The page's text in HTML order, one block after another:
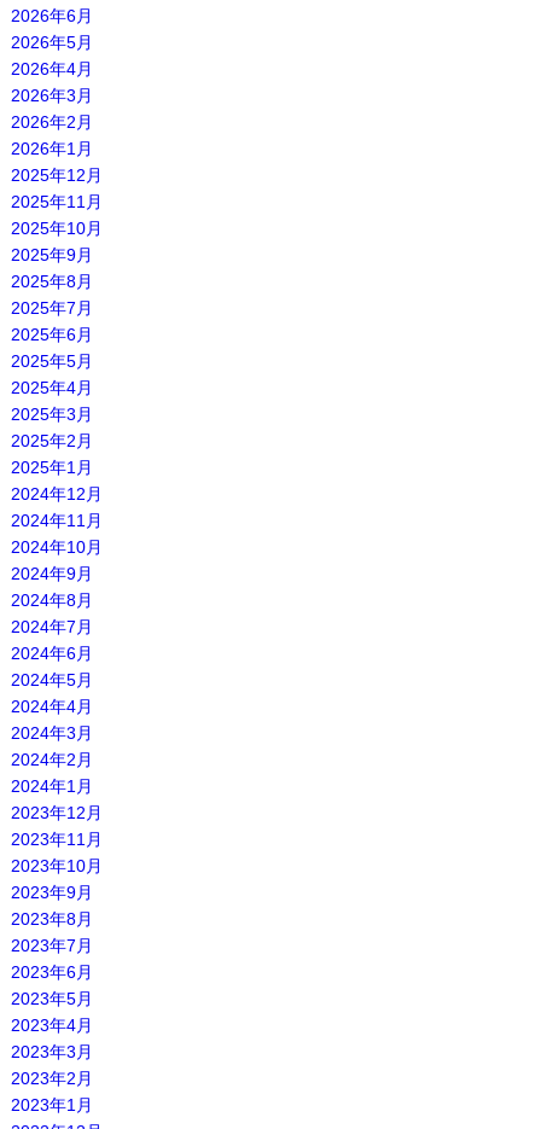
2026年6月
2026年5月
2026年4月
2026年3月
2026年2月
2026年1月
2025年12月
2025年11月
2025年10月
2025年9月
2025年8月
2025年7月
2025年6月
2025年5月
2025年4月
2025年3月
2025年2月
2025年1月
2024年12月
2024年11月
2024年10月
2024年9月
2024年8月
2024年7月
2024年6月
2024年5月
2024年4月
2024年3月
2024年2月
2024年1月
2023年12月
2023年11月
2023年10月
2023年9月
2023年8月
2023年7月
2023年6月
2023年5月
2023年4月
2023年3月
2023年2月
2023年1月